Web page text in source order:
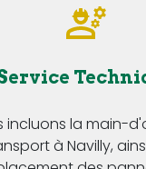
incluons la main-
à Navilly,